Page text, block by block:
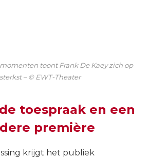
toont Frank De Kaey zich op
– © EWT-Theater
toespraak en een
première
krijgt het publiek